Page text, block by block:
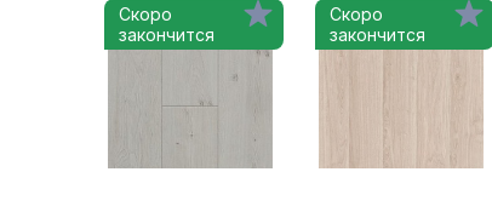
Скоро
закончится
Скоро
закончится